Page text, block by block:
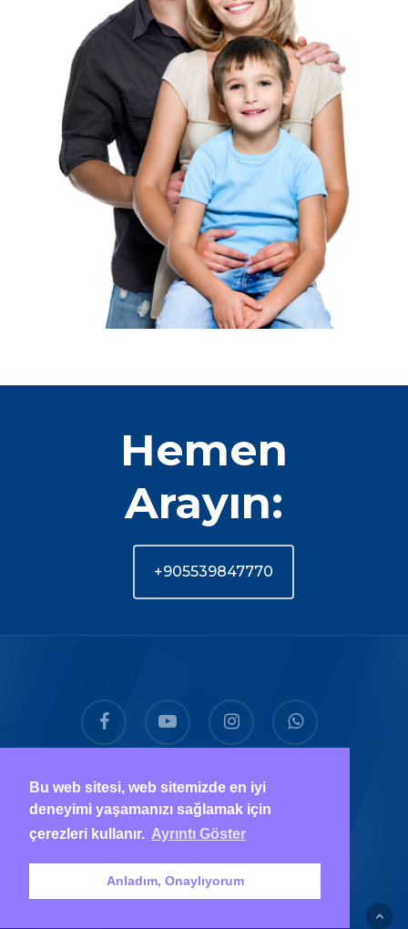
Hemen
Arayın:
+905539847770
facebook youtube instagramwhatsapp
© 2026 ÖZ Marmara Diş Ağız ve Diş Sağlığı
Polikliniği.
Bu web sitesi, web sitemizde en iyi
deneyimi yaşamanızı sağlamak için
çerezleri kullanır. Ayrıntı Göster
Anladım, Onaylıyorum